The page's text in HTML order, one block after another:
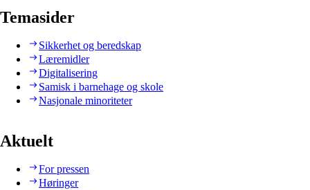
Temasider
Sikkerhet og beredskap
Læremidler
Digitalisering
Samisk i barnehage og skole
Nasjonale minoriteter
Aktuelt
For pressen
Høringer